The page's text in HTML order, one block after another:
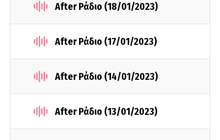
After Ράδιο (18/01/2023)
After Ράδιο (17/01/2023)
After Ράδιο (14/01/2023)
After Ράδιο (13/01/2023)